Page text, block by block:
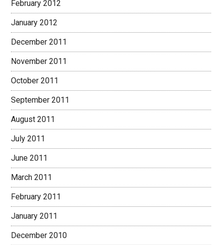
February 2012
January 2012
December 2011
November 2011
October 2011
September 2011
August 2011
July 2011
June 2011
March 2011
February 2011
January 2011
December 2010